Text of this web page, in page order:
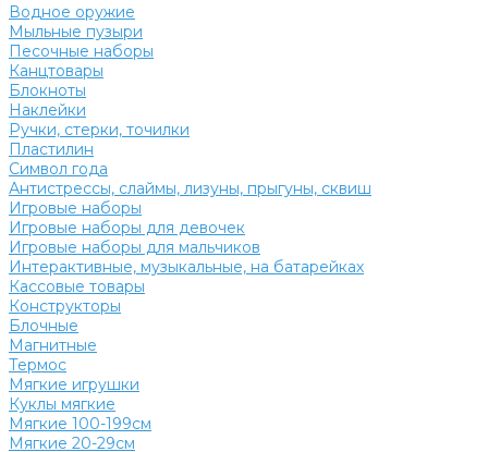
Водное оружие
Мыльные пузыри
Песочные наборы
Канцтовары
Блокноты
Наклейки
Ручки, стерки, точилки
Пластилин
Символ года
Антистрессы, слаймы, лизуны, прыгуны, сквиш
Игровые наборы
Игровые наборы для девочек
Игровые наборы для мальчиков
Интерактивные, музыкальные, на батарейках
Кассовые товары
Конструкторы
Блочные
Магнитные
Термос
Мягкие игрушки
Куклы мягкие
Мягкие 100-199см
Мягкие 20-29см